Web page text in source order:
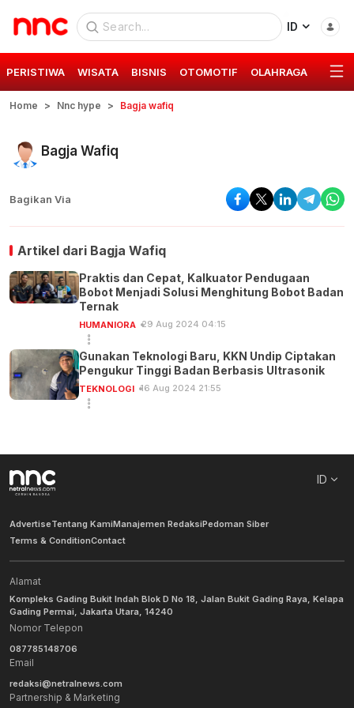
ID
PERISTIWA WISATA BISNIS OTOMOTIF OLAHRAGA GAYA
Home Nnc hype Bagja wafiq
Bagja Wafiq
Bagikan Via
Artikel dari Bagja Wafiq
Praktis dan Cepat, Kalkuator Pendugaan
Bobot Menjadi Solusi Menghitung Bobot Badan
Ternak
HUMANIORA 29 Aug 2024 04:15
Gunakan Teknologi Baru, KKN Undip Ciptakan
Pengukur Tinggi Badan Berbasis Ultrasonik
TEKNOLOGI 16 Aug 2024 21:55
ID
AdvertiseTentang KamiManajemen RedaksiPedoman Siber
Terms & ConditionContact
Alamat
Kompleks Gading Bukit Indah Blok D No 18, Jalan Bukit Gading Raya, Kelapa
Gading Permai, Jakarta Utara, 14240
Nomor Telepon
087785148706
Email
redaksi@netralnews.com
Partnership & Marketing